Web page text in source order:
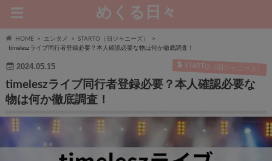
めくる日々
HOME エンタメ
STARTO（旧ジャニーズ）
timeleszライブ同行者登録必要？本人確認必要な物は何か徹底調査！
2024.05.15 STARTO（旧ジャニーズ）
timeleszライブ同行者登録必要？本人確認必要な
物は何か徹底調査！